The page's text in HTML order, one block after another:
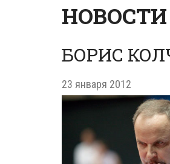
НОВОСТИ
БОРИС
23 января 2012